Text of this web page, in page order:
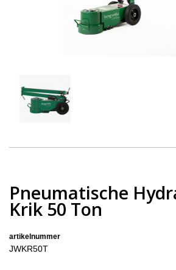
Pneumatische
Krik 50 Ton
artikelnummer
JWKR50T